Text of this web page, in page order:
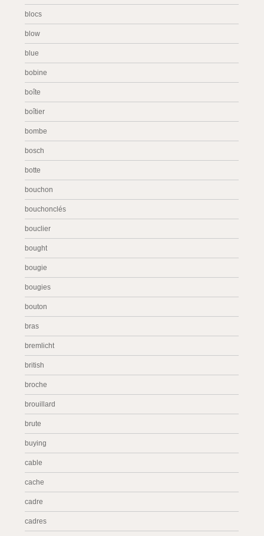
blocs
blow
blue
bobine
boîte
boîtier
bombe
bosch
botte
bouchon
bouchonclés
bouclier
bought
bougie
bougies
bouton
bras
bremlicht
british
broche
brouillard
brute
buying
cable
cache
cadre
cadres